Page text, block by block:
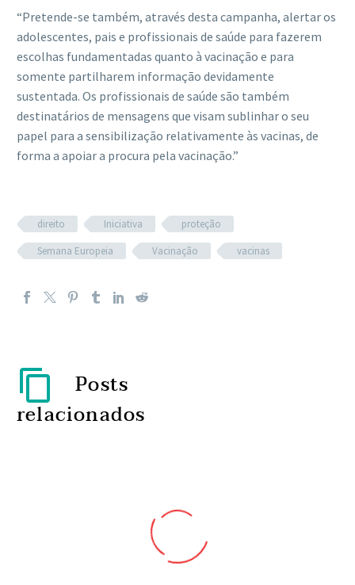
“Pretende-se também, através desta campanha, alertar os
adolescentes, pais e profissionais de saúde para fazerem
escolhas fundamentadas quanto à vacinação e para
somente partilharem informação devidamente
sustentada. Os profissionais de saúde são também
destinatários de mensagens que visam sublinhar o seu
papel para a sensibilização relativamente às vacinas, de
forma a apoiar a procura pela vacinação.”
direito Iniciativa
proteção
Semana Europeia
Vacinação vacinas
Posts
relacionados